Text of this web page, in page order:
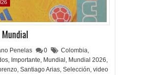
Penelas 0 Colombia,
, Importante, Mundial , Mundial 2026,
, Santiago Arias, Selección, video